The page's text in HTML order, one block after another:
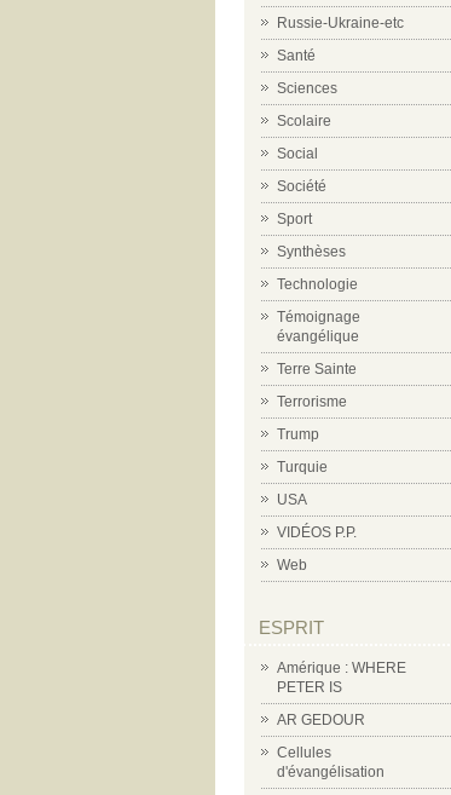
Russie-Ukraine-etc
Santé
Sciences
Scolaire
Social
Société
Sport
Synthèses
Technologie
Témoignage
évangélique
Terre Sainte
Terrorisme
Trump
Turquie
USA
VIDÉOS P.P.
Web
ESPRIT
Amérique : WHERE
PETER IS
AR GEDOUR
Cellules
d'évangélisation